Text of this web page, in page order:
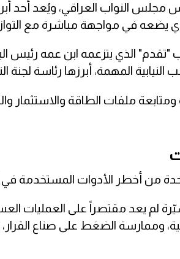
النواب العراقي، ويُعد أحد
يضعه في مواجهة مباشرة مع
"تقدم" الذي يتزعمه ابن عمه رئيس
المهمة، أبرزها رئاسة لجنة
ومتابعة ملفات الطاقة والاستثمار
من أخطر الأدوات المستخدمة في
لم يعد مقتصراً على العمليات
وممارسة الضغط على صناع